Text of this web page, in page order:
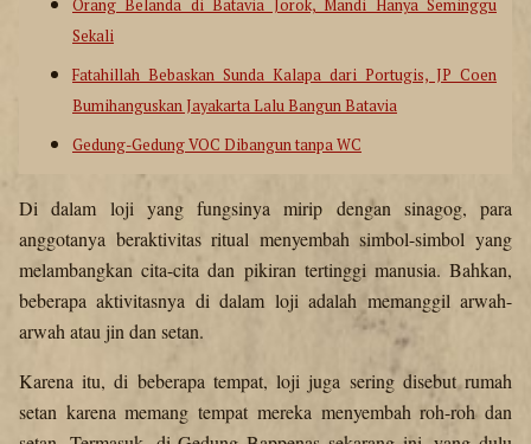
Orang Belanda di Batavia Jorok, Mandi Hanya Seminggu
Sekali
Fatahillah Bebaskan Sunda Kalapa dari Portugis, JP Coen
Bumihanguskan Jayakarta Lalu Bangun Batavia
Gedung-Gedung VOC Dibangun tanpa WC
Di dalam loji yang fungsinya mirip dengan sinagog, para
anggotanya beraktivitas ritual menyembah simbol-simbol yang
melambangkan cita-cita dan pikiran tertinggi manusia. Bahkan,
beberapa aktivitasnya di dalam loji adalah memanggil arwah-
arwah atau jin dan setan.
Karena itu, di beberapa tempat, loji juga sering disebut rumah
setan karena memang tempat mereka menyembah roh-roh dan